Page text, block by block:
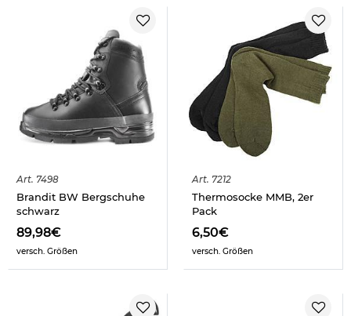
Art. 7498
Brandit BW Bergschuhe
schwarz
89,98€
versch. Größen
Art. 7212
Thermosocke MMB, 2er
Pack
6,50€
versch. Größen